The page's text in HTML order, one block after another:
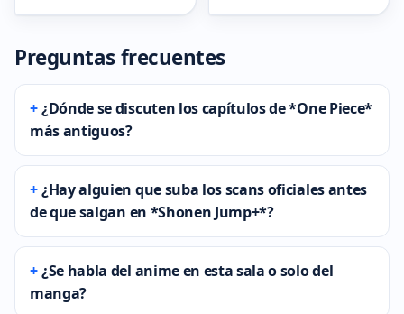
Preguntas frecuentes
¿Dónde se discuten los capítulos de *One Piece*
más antiguos?
¿Hay alguien que suba los scans oficiales antes
de que salgan en *Shonen Jump+*?
¿Se habla del anime en esta sala o solo del
manga?